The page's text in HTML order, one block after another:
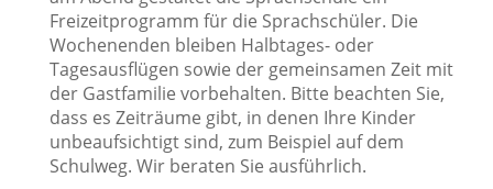
Freizeitprogramm für die Sprachschüler. Die
Wochenenden bleiben Halbtages- oder
Tagesausflügen sowie der gemeinsamen Zeit mit
der Gastfamilie vorbehalten. Bitte beachten Sie,
dass es Zeiträume gibt, in denen Ihre Kinder
unbeaufsichtigt sind, zum Beispiel auf dem
Schulweg. Wir beraten Sie ausführlich.